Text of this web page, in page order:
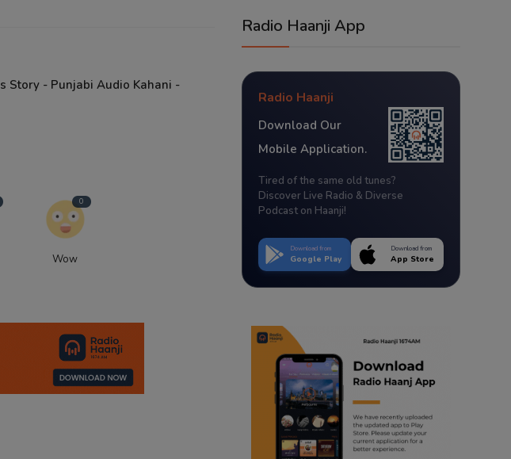
Story - Punjabi Audio Kahani -
0
Wow
Radio Haanji App
Radio Haanji
Download Our
Mobile Application.
Tired of the same old tunes?
Discover Live Radio & Diverse
Podcast on Haanji!
Download from
Google Play
Download from
App Store